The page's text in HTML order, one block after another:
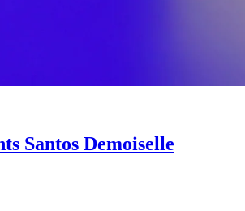
Santos Demoiselle